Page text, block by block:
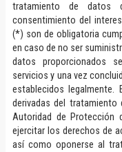
tratamiento de datos
consentimiento del
(*) son de obligatoria
en caso de no ser
datos proporcionados
servicios y una vez
establecidos legalmente.
derivadas del
Autoridad de Protección
ejercitar los derechos de
así como oponerse al